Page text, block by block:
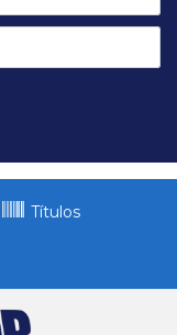
Títulos